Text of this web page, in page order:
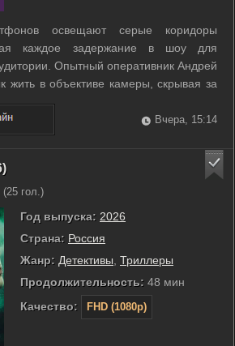
освещают серые коридоры
каждое задержание в шоу для
Опытный оперативник Андрей
жить в объективе камеры, скрывая за
и личными демонами усталость от
за хайпом. Его жизнь резко меняется,
Ника Юдина, ...
Вчера, 15:14
(25 гол.)
Год выпуска: 2026
Страна: Россия
Жанр: Детективы Триллеры
Продолжительность: 48 мин
Качество:
FHD (1080p)